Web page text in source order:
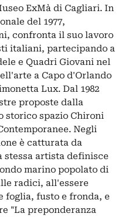
ExMà di Cagliari. In
del 1977,
confronta il suo lavoro
italiani, partecipando a
e Quadri Giovani nel
a Capo d'Orlando
Lux. Dal 1982
proposte dalla
storico spazio Chironi
Negli
è catturata da
stessa artista definisce
marino popolato di
radici, all'essere
foglia, fusto e fronda, e
"La preponderanza